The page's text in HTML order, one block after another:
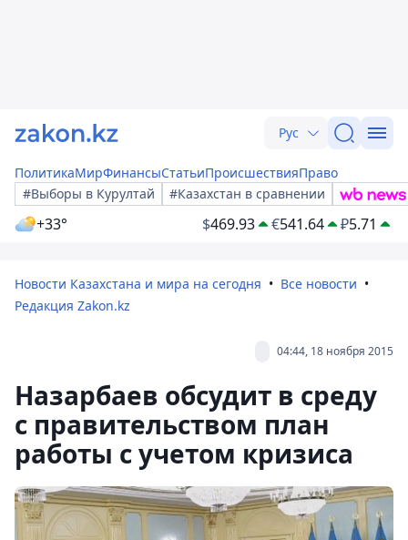
Рус
ПолитикаМирФинансыСтатьиПроисшествияПраво
#Выборы в Курултай
#Казахстан в сравнении
+33° $469.93 €541.64 ₽5.71
Новости Казахстана и мира на сегодня
Все новости
Редакция Zakon.kz
04:44, 18 ноября 2015
Назарбаев обсудит в среду
с правительством план
работы с учетом кризиса